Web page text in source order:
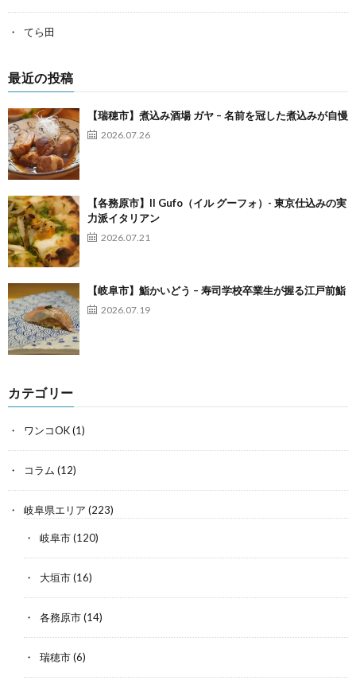
てら田
最近の投稿
【瑞穂市】煮込み酒場 ガヤ – 名前を冠した煮込みが自慢
2026.07.26
【各務原市】Il Gufo（イル グーフォ）- 東京仕込みの実
力派イタリアン
2026.07.21
【岐阜市】鮨かいどう – 寿司学校卒業生が握る江戸前鮨
2026.07.19
カテゴリー
ワンコOK(1)
コラム (12)
岐阜県エリア (223)
岐阜市(120)
大垣市(16)
各務原市(14)
瑞穂市(6)